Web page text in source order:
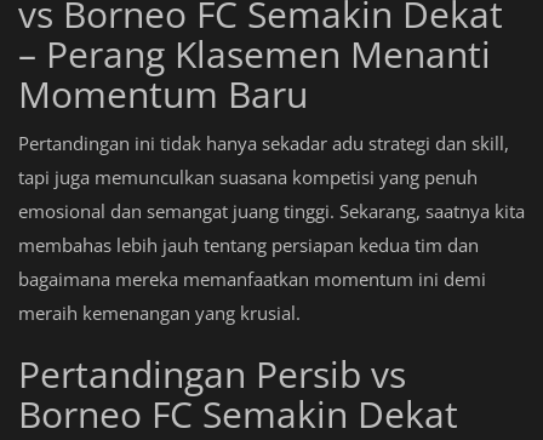
vs Borneo FC Semakin Dekat
– Perang Klasemen Menanti
Momentum Baru
Pertandingan ini tidak hanya sekadar adu strategi dan skill,
tapi juga memunculkan suasana kompetisi yang penuh
emosional dan semangat juang tinggi. Sekarang, saatnya kita
membahas lebih jauh tentang persiapan kedua tim dan
bagaimana mereka memanfaatkan momentum ini demi
meraih kemenangan yang krusial.
Pertandingan Persib vs
Borneo FC Semakin Dekat